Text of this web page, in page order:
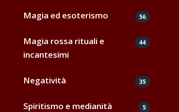
Magia ed esoterismo 56
Magia rossa rituali e
incantesimi
44
Negatività 35
Spiritismo e medianità 5